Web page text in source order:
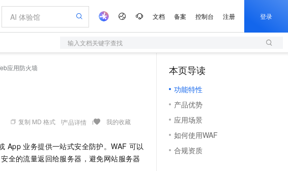
文档 备案 控制台 注册 登录
输入文档关键字查找
应用防火墙
复制 MD 格式 产品详情 我的收藏
App 业务提供一站式安全防护。WAF 可以
全的流量返回给服务器，避免网站服务器
本页导读
功能特性
产品优势
应用场景
如何使用WAF
合规资质
大模型服务平台百炼
HappyHorse-1.1-T2V
语音识别与合成
Qwen3-TTS-Flash
全托管，含MySQL、PostgreSQL、SQL Server、MariaDB多引擎
Qoder
面向真实软件的智能体编程平台
轻量应用服务器
数字证书管理服务（原SSL证书）
实现全站HTTPS，呈现可信的WEB访问
短信服务
轻松解锁专属 DeepSeek-V4-Pro
5 分钟轻松部署专属 QwenPaw
一句话生成原生可编辑精美 PPT 文稿
输入一句话想法, 轻松生成专业的 PPT
一键部署幻兽帕鲁游戏服务器
一键购买专属联机服务器，轻松开启游戏
漫剧工坊：一站式动画创作平台
快速生产连贯的高质量长漫剧
夜间低至2折
AI 场景体验
从图文生成到视频创作，一键激活电商全链路生产力
AI 广告创作
图文、视频一站生成，高效打造优质广告素材
AI 活动
AI 生产力先锋
先锋实践拓展 AI 生产力的边界
飞天发布时刻
所见，即是所愿
AI 实训营
从基础到进阶，Agent 创客手把手教你
配置报价器
阿里云 OPC 创新助力计划
Token 补贴，五大权
益加速 OPC 成功
基础软件
JAVA
专业服务
公司注册
上云迁移
产品伙伴合作计划
云网络合作计划
服务伙伴合作计划
Al MaaS 服务伙伴赋能合作
伙伴信用分合作计划
更多支持
合作伙伴培训与认证
阿里云认证
信息公告
官网公告
开发者社区
镜像站
市场活动
魔搭 ModelScope
加入我们
校园招聘